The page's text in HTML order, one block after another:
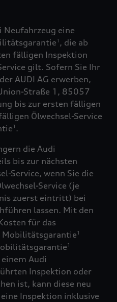
Neufahrzeug eine
1 , die ab
fälligen Inspektion
gilt. Sofern Sie Ihr
AUDI AG erwerben,
Straße 1, 85057
bis zur ersten fälligen
Ölwechsel-Service
1 .
die Audi
bis zur nächsten
Service, wenn Sie die
Service (je
zuerst eintritt) bei
lassen. Mit den
für das
Mobilitätsgarantie1
1
Audi
Inspektion oder
ist, kann diese neu
Inspektion inklusive